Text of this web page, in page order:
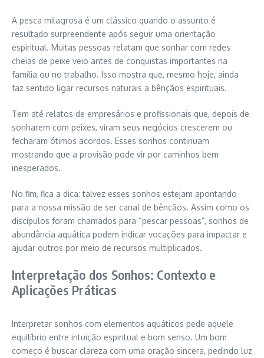
A pesca milagrosa é um clássico quando o assunto é
resultado surpreendente após seguir uma orientação
espiritual. Muitas pessoas relatam que sonhar com redes
cheias de peixe veio antes de conquistas importantes na
família ou no trabalho. Isso mostra que, mesmo hoje, ainda
faz sentido ligar recursos naturais a bênçãos espirituais.
Tem até relatos de empresários e profissionais que, depois de
sonharem com peixes, viram seus negócios crescerem ou
fecharam ótimos acordos. Esses sonhos continuam
mostrando que a provisão pode vir por caminhos bem
inesperados.
No fim, fica a dica: talvez esses sonhos estejam apontando
para a nossa missão de ser canal de bênçãos. Assim como os
discípulos foram chamados para “pescar pessoas”, sonhos de
abundância aquática podem indicar vocações para impactar e
ajudar outros por meio de recursos multiplicados.
Interpretação dos Sonhos: Contexto e
Aplicações Práticas
Interpretar sonhos com elementos aquáticos pede aquele
equilíbrio entre intuição espiritual e bom senso. Um bom
começo é buscar clareza com uma oração sincera, pedindo luz